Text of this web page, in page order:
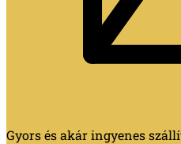
Gyors és akár ingyenes